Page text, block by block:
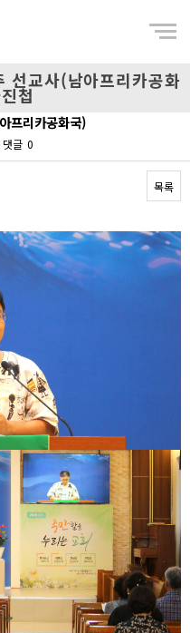
교사(남아프리카공화
첩
프리카공화국)
댓글 0
목록